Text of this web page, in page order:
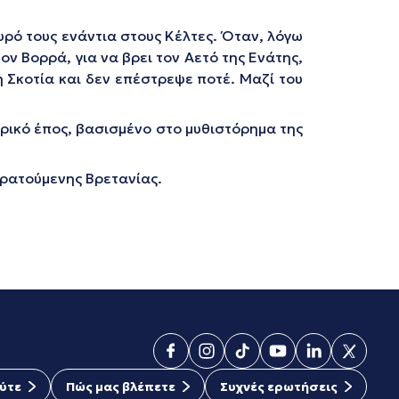
τους ενάντια στους Κέλτες. Όταν, λόγω
Βορρά, για να βρει τον Αετό της Ενάτης,
και δεν επέστρεψε ποτέ. Μαζί του
έπος, βασισμένο στο μυθιστόρημα της
Βρετανίας.
Πώς μας βλέπετε Συχνές ερωτήσεις